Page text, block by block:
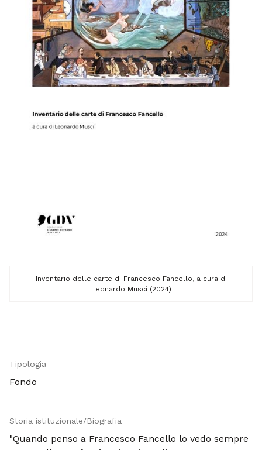
Inventario delle carte di Francesco Fancello, a cura di
Leonardo Musci (2024)
Tipologia
Fondo
Storia istituzionale/Biografia
"Quando penso a Francesco Fancello lo vedo sempre